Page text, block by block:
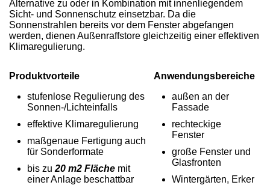
Alternative zu oder in Kombination mit innenliegendem
Sicht- und Sonnenschutz einsetzbar. Da die
Sonnenstrahlen bereits vor dem Fenster abgefangen
werden, dienen Außenraffstore gleichzeitig einer effektiven
Klimaregulierung.
Produktvorteile
stufenlose Regulierung des
Sonnen-/Lichteinfalls
effektive Klimaregulierung
maßgenaue Fertigung auch
für Sonderformate
bis zu 20 m2 Fläche mit
einer Anlage beschattbar
Anwendungsbereiche
außen an der
Fassade
rechteckige
Fenster
große Fenster und
Glasfronten
Wintergärten, Erker